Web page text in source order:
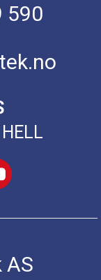
590
AS